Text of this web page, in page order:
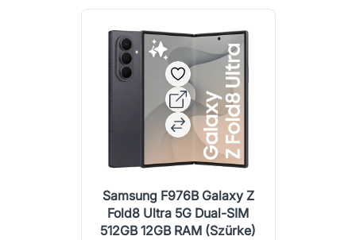
Samsung F976B Galaxy Z
Fold8 Ultra 5G Dual-SIM
512GB 12GB RAM (Szürke)